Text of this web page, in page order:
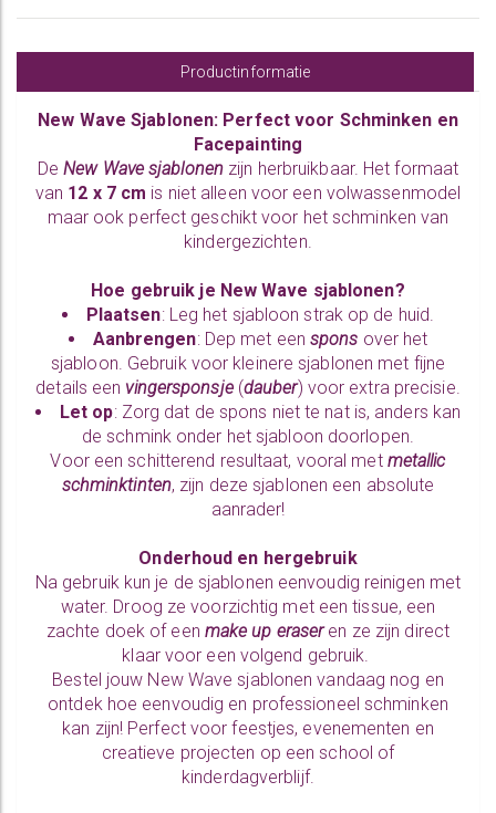
Productinformatie
New Wave Sjablonen: Perfect voor Schminken en
Facepainting
DeNew Wave sjablonen zijn herbruikbaar. Het formaat
van 12 x 7 cm is niet alleen voor een volwassenmodel
maar ook perfect geschikt voor het schminken van
kindergezichten.
Hoe gebruik je New Wave sjablonen?
Plaatsen: Leg het sjabloon strak op de huid.
Aanbrengen: Dep met een spons over het
sjabloon. Gebruik voor kleinere sjablonen met fijne
details een vingersponsje (dauber) voor extra precisie.
Let op: Zorg dat de spons niet te nat is, anders kan
de schmink onder het sjabloon doorlopen.
Voor een schitterend resultaat, vooral met metallic
schminktinten, zijn deze sjablonen een absolute
aanrader!
Onderhoud en hergebruik
Na gebruik kun je de sjablonen eenvoudig reinigen met
water. Droog ze voorzichtig met een tissue, een
zachte doek of een make up eraseren ze zijn direct
klaar voor een volgend gebruik.
Bestel jouw New Wave sjablonen vandaag nog en
ontdek hoe eenvoudig en professioneel schminken
kan zijn! Perfect voor feestjes, evenementen en
creatieve projecten op een school of
kinderdagverblijf.